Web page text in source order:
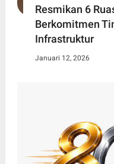
Resmikan 6
Berkomitmen
Infrastruktur
Januari 12, 2026